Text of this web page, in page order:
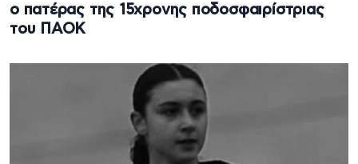
ο πατέρας της 15χρονης ποδοσφαιρίστριας
του ΠΑΟΚ